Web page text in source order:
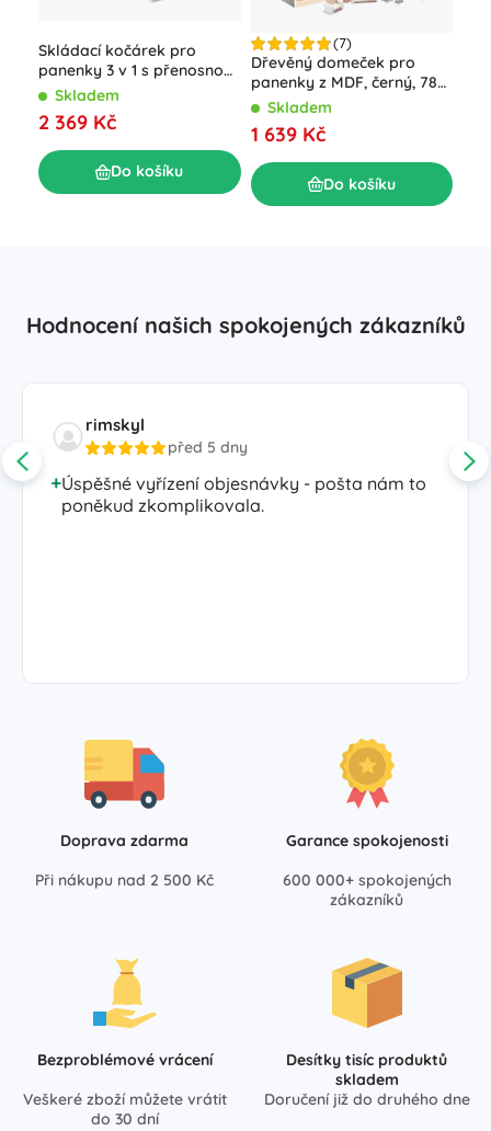
Skládací kočárek pro
panenky 3 v 1 s přenosnou
taškou DIDI, 75 cm
Skladem
2 369 Kč
Do košíku
(7)
Dřevěný domeček pro
panenky z MDF, černý, 78
cm s LED osvětlením
Skladem
1 639 Kč
Do košíku
Hodnocení našich spokojených zákazníků
rimskyl
před 5 dny
Úspěšné vyřízení objesnávky - pošta nám to
poněkud zkomplikovala.
Doprava zdarma
Při nákupu nad 2 500 Kč
Garance spokojenosti
600 000+ spokojených
zákazníků
Bezproblémové vrácení
Veškeré zboží můžete vrátit
do 30 dní
Desítky tisíc produktů
skladem
Doručení již do druhého dne